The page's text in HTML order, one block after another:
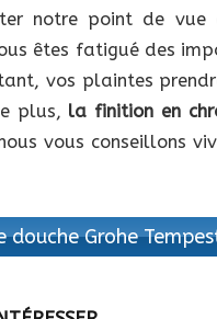
notre point de vue
êtes fatigué des
vos plaintes
plus, la finition en
vous conseillons
douche Grohe